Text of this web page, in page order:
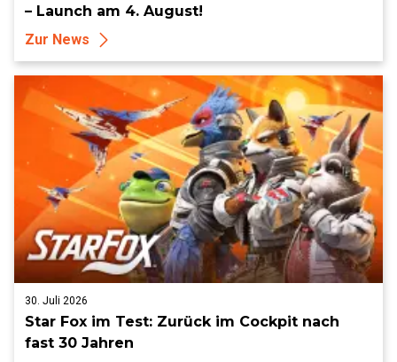
– Launch am 4. August!
Zur News
30. Juli 2026
Star Fox im Test: Zurück im Cockpit nach
fast 30 Jahren